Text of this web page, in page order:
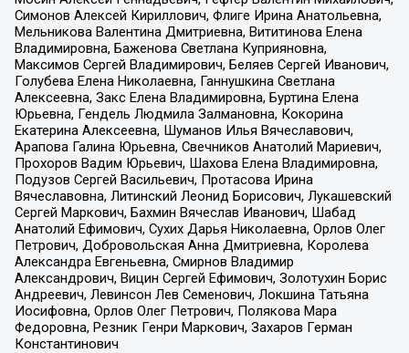
Симонов Алексей Кириллович, Флиге Ирина Анатольевна,
Мельникова Валентина Дмитриевна, Вититинова Елена
Владимировна, Баженова Светлана Куприяновна,
Максимов Сергей Владимирович, Беляев Сергей Иванович,
Голубева Елена Николаевна, Ганнушкина Светлана
Алексеевна, Закс Елена Владимировна, Буртина Елена
Юрьевна, Гендель Людмила Залмановна, Кокорина
Екатерина Алексеевна, Шуманов Илья Вячеславович,
Арапова Галина Юрьевна, Свечников Анатолий Мариевич,
Прохоров Вадим Юрьевич, Шахова Елена Владимировна,
Подузов Сергей Васильевич, Протасова Ирина
Вячеславовна, Литинский Леонид Борисович, Лукашевский
Сергей Маркович, Бахмин Вячеслав Иванович, Шабад
Анатолий Ефимович, Сухих Дарья Николаевна, Орлов Олег
Петрович, Добровольская Анна Дмитриевна, Королева
Александра Евгеньевна, Смирнов Владимир
Александрович, Вицин Сергей Ефимович, Золотухин Борис
Андреевич, Левинсон Лев Семенович, Локшина Татьяна
Иосифовна, Орлов Олег Петрович, Полякова Мара
Федоровна, Резник Генри Маркович, Захаров Герман
Константинович